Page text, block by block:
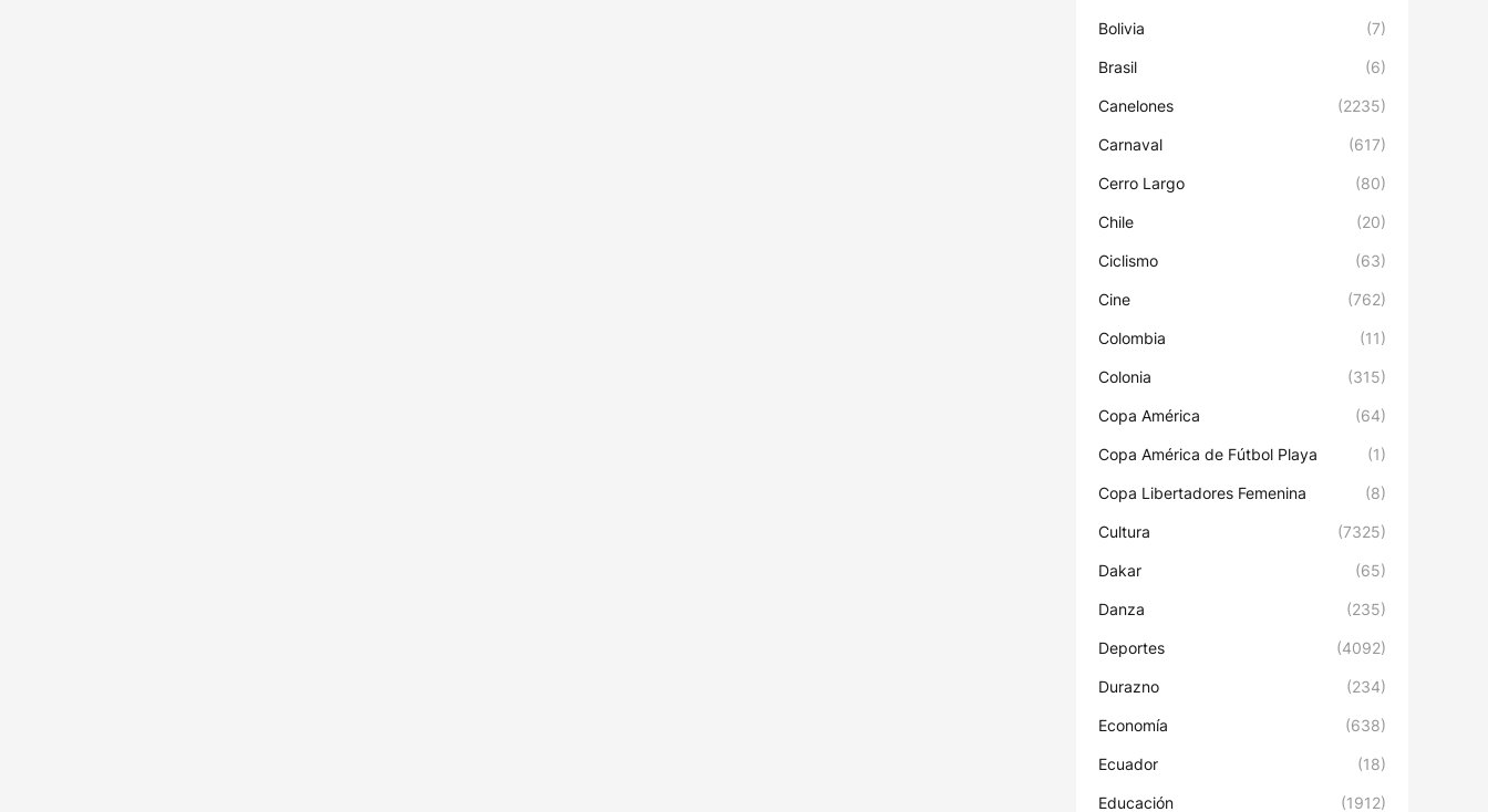
Bolivia (7)
Brasil (6)
Canelones (2235)
Carnaval (617)
Cerro Largo (80)
Chile (20)
Ciclismo (63)
Cine (762)
Colombia (11)
Colonia (315)
Copa América (64)
Copa América de Fútbol Playa (1)
Copa Libertadores Femenina (8)
Cultura (7325)
Dakar (65)
Danza (235)
Deportes (4092)
Durazno (234)
Economía (638)
Ecuador (18)
Educación (1912)